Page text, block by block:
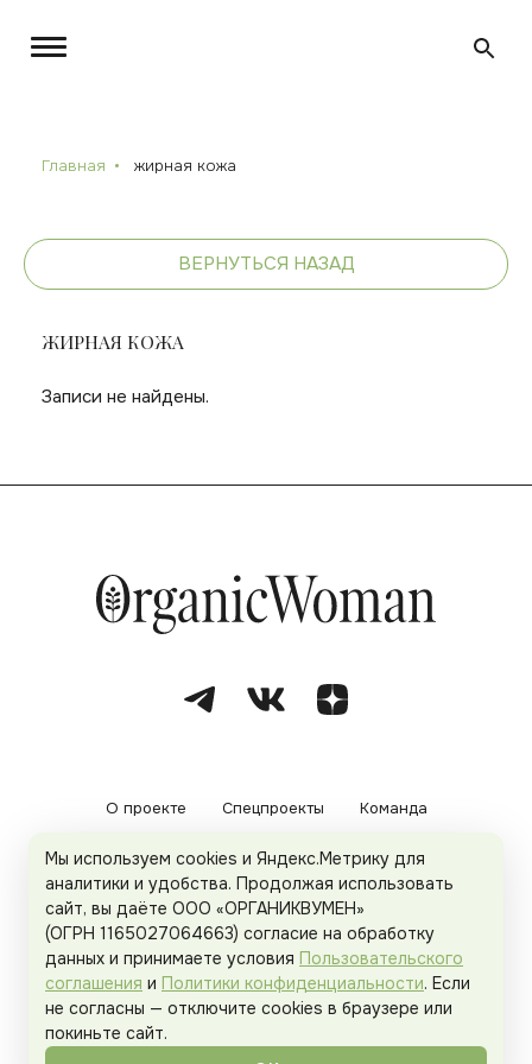
Главная жирная кожа
ВЕРНУТЬСЯ НАЗАД
ЖИРНАЯ КОЖА
Записи не найдены.
О проекте Спецпроекты Команда
Рекламодателям Политика конфиденциальности
Пользовательское соглашение
Organicwoman.ru . Все права защищены.
Мы используем cookies и Яндекс.Метрику для
аналитики и удобства. Продолжая использовать
сайт, вы даёте ООО «ОРГАНИКВУМЕН»
(ОГРН 1165027064663) согласие на обработку
данных и принимаете условия Пользовательского
соглашения и Политики конфиденциальности. Если
не согласны — отключите cookies в браузере или
покиньте сайт.